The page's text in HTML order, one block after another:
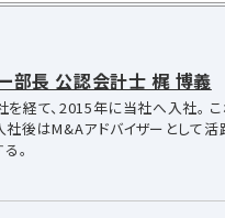
部長 公認会計士 梶 博義
経て、2015年に当社へ入社。 こ
後はM&Aアドバイザーとして
。